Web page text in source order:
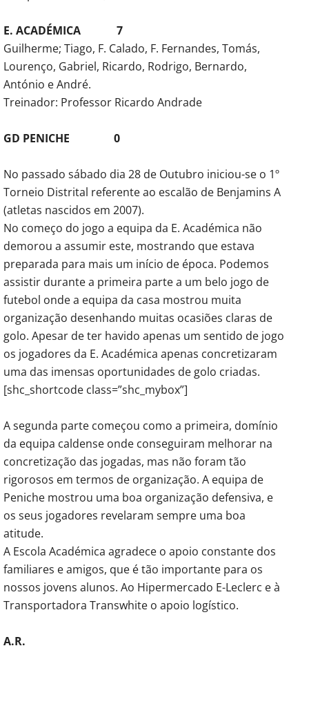
E. ACADÉMICA 7
Guilherme; Tiago, F. Calado, F. Fernandes, Tomás,
Lourenço, Gabriel, Ricardo, Rodrigo, Bernardo,
António e André.
Treinador: Professor Ricardo Andrade
GD PENICHE 0
No passado sábado dia 28 de Outubro iniciou-se o 1º
Torneio Distrital referente ao escalão de Benjamins A
(atletas nascidos em 2007).
No começo do jogo a equipa da E. Académica não
demorou a assumir este, mostrando que estava
preparada para mais um início de época. Podemos
assistir durante a primeira parte a um belo jogo de
futebol onde a equipa da casa mostrou muita
organização desenhando muitas ocasiões claras de
golo. Apesar de ter havido apenas um sentido de jogo
os jogadores da E. Académica apenas concretizaram
uma das imensas oportunidades de golo criadas.
[shc_shortcode class=”shc_mybox”]
A segunda parte começou como a primeira, domínio
da equipa caldense onde conseguiram melhorar na
concretização das jogadas, mas não foram tão
rigorosos em termos de organização. A equipa de
Peniche mostrou uma boa organização defensiva, e
os seus jogadores revelaram sempre uma boa
atitude.
A Escola Académica agradece o apoio constante dos
familiares e amigos, que é tão importante para os
nossos jovens alunos. Ao Hipermercado E-Leclerc e à
Transportadora Transwhite o apoio logístico.
A.R.